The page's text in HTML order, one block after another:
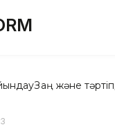
Заң және тәртіп